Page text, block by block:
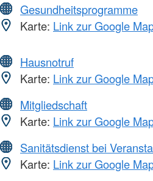
Gesundheitsprogramme
Karte: Link zur Google
Hausnotruf
Karte: Link zur Google
Mitgliedschaft
Karte: Link zur Google
Sanitätsdienst bei
Karte: Link zur Google